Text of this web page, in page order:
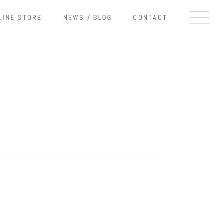
STORE NEWS / BLOG CONTACT